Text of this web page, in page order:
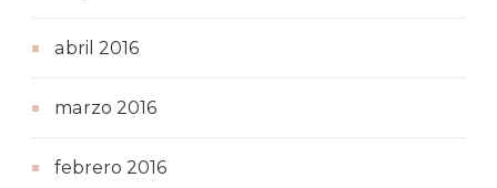
abril 2016
marzo 2016
febrero 2016